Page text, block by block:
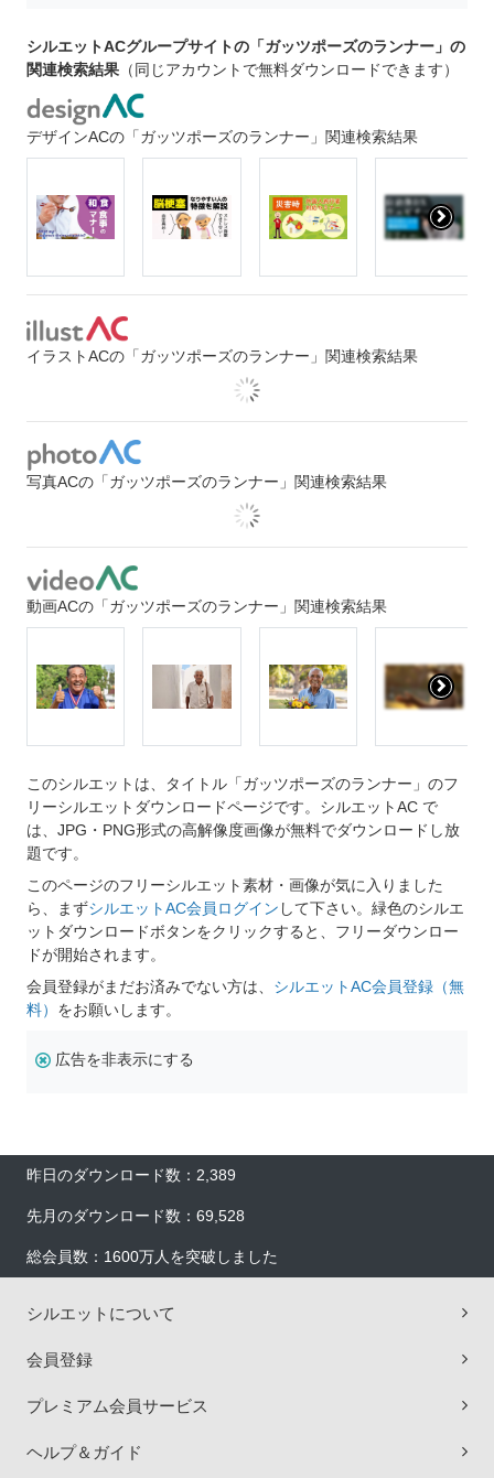
シルエットACグループサイトの「ガッツポーズのランナー」の
関連検索結果 （同じアカウントで無料ダウンロードできます）
デザインACの「ガッツポーズのランナー」関連検索結果
イラストACの「ガッツポーズのランナー」関連検索結果
写真ACの「ガッツポーズのランナー」関連検索結果
動画ACの「ガッツポーズのランナー」関連検索結果
このシルエットは、タイトル「ガッツポーズのランナー」のフ
リーシルエットダウンロードページです。シルエットAC で
は、JPG・PNG形式の高解像度画像が無料でダウンロードし放
題です。
このページのフリーシルエット素材・画像が気に入りました
ら、まずシルエットAC会員ログイン して下さい。緑色のシルエ
ットダウンロードボタンをクリックすると、フリーダウンロー
ドが開始されます。
会員登録がまだお済みでない方は、 シルエットAC会員登録（無
料） をお願いします。
広告を非表示にする
昨日のダウンロード数：2,389
先月のダウンロード数：69,528
総会員数：1600万人を突破しました
シルエットについて
会員登録
プレミアム会員サービス
ヘルプ＆ガイド